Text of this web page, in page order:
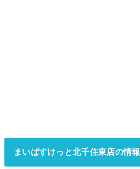
まいばすけっと北千住東店の情報